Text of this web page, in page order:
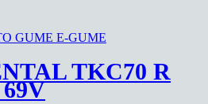
TKC70 R
69V